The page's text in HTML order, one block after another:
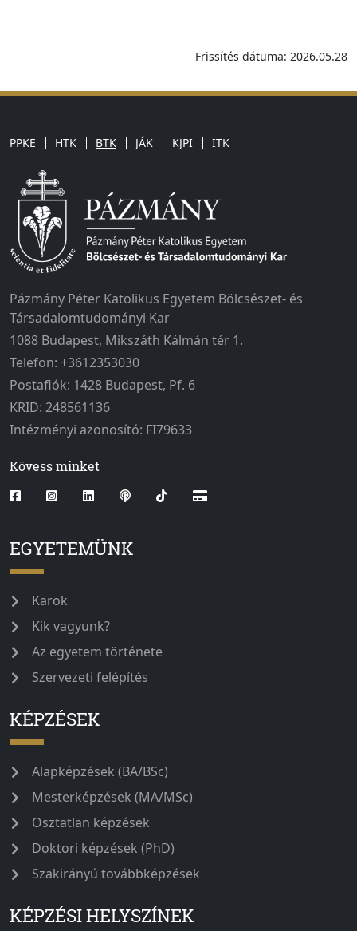
Frissítés dátuma: 2026.05.28
PPKE HTK BTK JÁK KJPI ITK
Pázmány Péter Katolikus Egyetem Bölcsészet- és
Társadalomtudományi Kar
1088 Budapest, Mikszáth Kálmán tér 1.
Telefon: +3612353030
Postafiók: 1428 Budapest, Pf. 6
KRID: 248561136
Intézményi azonosító: FI79633
Kövess minket
EGYETEMÜNK
Karok
Kik vagyunk?
Az egyetem története
Szervezeti felépítés
KÉPZÉSEK
Alapképzések (BA/BSc)
Mesterképzések (MA/MSc)
Osztatlan képzések
Doktori képzések (PhD)
Szakirányú továbbképzések
KÉPZÉSI HELYSZÍNEK